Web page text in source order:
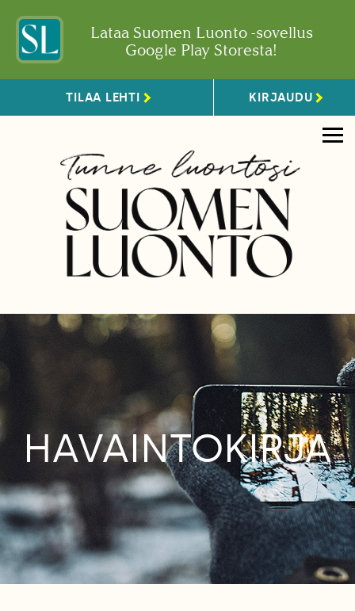
Lataa Suomen Luonto -sovellus
Google Play Storesta!
TILAA LEHTI KIRJAUDU
HAVAINTOKIRJA